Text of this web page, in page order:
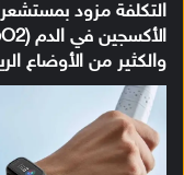
التكلفة مزود
والكثير من الأوضاع